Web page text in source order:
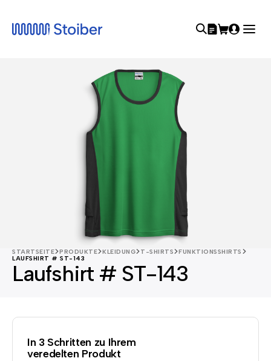
STARTSEITE PRODUKTE KLEIDUNG T-SHIRTS
FUNKTIONSSHIRTS
LAUFSHIRT # ST-143
Laufshirt # ST-143
In 3 Schritten zu Ihrem
veredelten Produkt